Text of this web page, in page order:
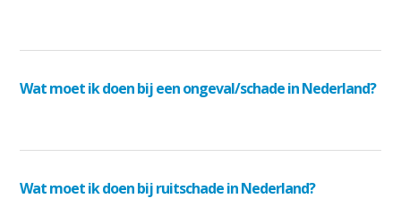
Wat moet ik doen bij een ongeval/schade in Nederland?
Wat moet ik doen bij ruitschade in Nederland?